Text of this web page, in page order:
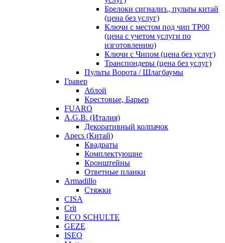
Брелоки сигнализ., пульты китай
(цена без услуг)
Ключи с местом под чип TP00
(цена с учетом услуги по
изготовлению)
Ключи с Чипом (цена без услуг)
Транспондеры (цена без услуг)
Пульты Ворота / Шлагбаумы
Гравер
Аблой
Крестовые, Барьер
FUARO
A.G.B. (Италия)
Декоративный колпачок
Apecs (Китай)
Квадраты
Комплектующие
Кронштейны
Ответные планки
Armadillo
Стяжки
CISA
Crit
ECO SCHULTE
GEZE
ISEO